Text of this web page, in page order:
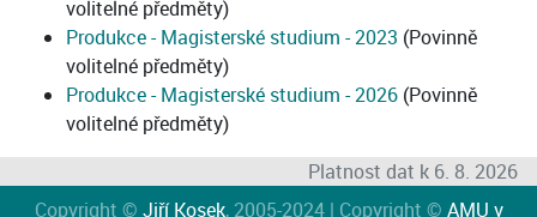
volitelné předměty)
Produkce - Magisterské studium - 2023 (Povinně
volitelné předměty)
Produkce - Magisterské studium - 2026 (Povinně
volitelné předměty)
Platnost dat k 6. 8. 2026
Copyright © Jiří Kosek, 2005-2024 | Copyright © AMU v